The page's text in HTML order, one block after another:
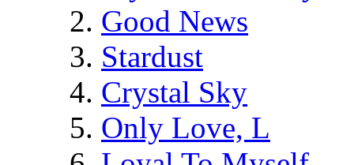
Good News
Stardust
Crystal Sky
Only Love, L